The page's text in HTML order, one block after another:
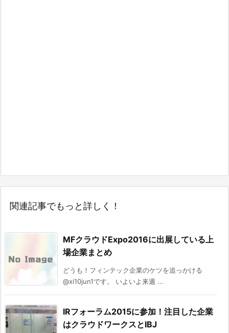
関連記事でもっと詳しく！
MFクラウドExpo2016に出展している上
場企業まとめ
どうも！フィンテック企業のケツを追っかける
@xi10jun1です。 いよいよ来週 ...
IRフォーラム2015に参加！注目した企業
はクラウドワークスとIBJ